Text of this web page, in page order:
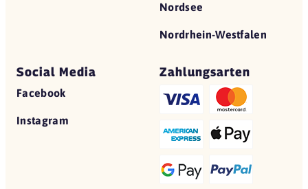
Nordsee
Nordrhein-Westfalen
Social Media
Facebook
Instagram
Zahlungsarten